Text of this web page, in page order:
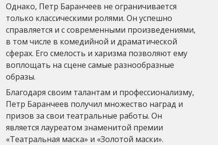
Однако, Петр Баранчеев не ограничивается
только классическими ролями. Он успешно
справляется и с современными произведениями,
в том числе в комедийной и драматической
сферах. Его смелость и харизма позволяют ему
воплощать на сцене самые разнообразные
образы.
Благодаря своим талантам и профессионализму,
Петр Баранчеев получил множество наград и
призов за свои театральные работы. Он
является лауреатом знаменитой премии
«Театральная маска» и «Золотой маски».